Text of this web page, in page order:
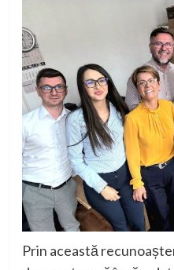
Prin această